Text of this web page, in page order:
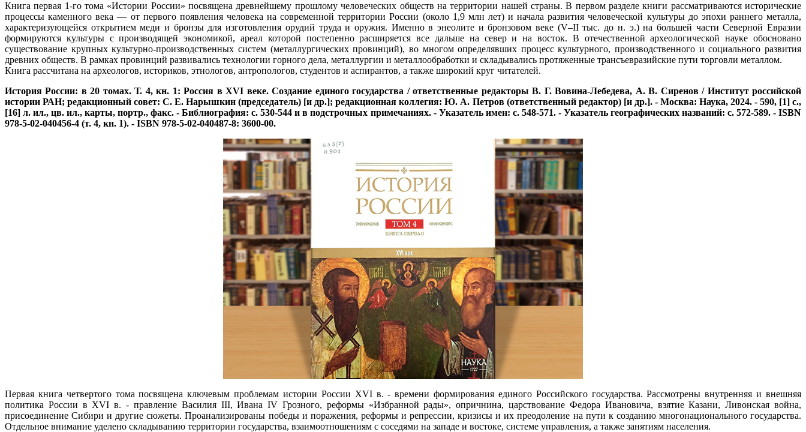
Книга первая 1‑го тома «Истории России» посвящена древнейшему прошлому человеческих обществ на территории нашей страны. В первом разделе книги рассматриваются исторические
процессы каменного века — от первого появления человека на современной территории России (около 1,9 млн лет) и начала развития человеческой культуры до эпохи раннего металла,
характеризующейся открытием меди и бронзы для изготовления орудий труда и оружия. Именно в энеолите и бронзовом веке (V–II тыс. до н. э.) на большей части Северной Евразии
формируются культуры с производящей экономикой, ареал которой постепенно расширяется все дальше на север и на восток. В отечественной археологической науке обосновано
существование крупных культурно-производственных систем (металлургических провинций), во многом определявших процесс культурного, производственного и социального развития
древних обществ. В рамках провинций развивались технологии горного дела, металлургии и металлообработки и складывались протяженные трансъевразийские пути торговли металлом.
Книга рассчитана на археологов, историков, этнологов, антропологов, студентов и аспирантов, а также широкий круг читателей.
История России: в 20 томах. Т. 4, кн. 1: Россия в XVI веке. Создание единого государства / ответственные редакторы В. Г. Вовина-Лебедева, А. В. Сиренов / Институт российской
истории РАН; редакционный совет: С. Е. Нарышкин (председатель) [и др.]; редакционная коллегия: Ю. А. Петров (ответственный редактор) [и др.]. - Москва: Наука, 2024. - 590, [1] с.,
[16] л. ил., цв. ил., карты, портр., факс. - Библиография: с. 530-544 и в подстрочных примечаниях. - Указатель имен: с. 548-571. - Указатель географических названий: с. 572-589. - ISBN
978-5-02-040456-4 (т. 4, кн. 1). - ISBN 978-5-02-040487-8: 3600-00.
Первая книга четвертого тома посвящена ключевым проблемам истории России XVI в. - времени формирования единого Российского государства. Рассмотрены внутренняя и внешняя
политика России в XVI в. - правление Василия III, Ивана IV Грозного, реформы «Избранной рады», опричнина, царствование Федора Ивановича, взятие Казани, Ливонская война,
присоединение Сибири и другие сюжеты. Проанализированы победы и поражения, реформы и репрессии, кризисы и их преодоление на пути к созданию многонационального государства.
Отдельное внимание уделено складыванию территории государства, взаимоотношениям с соседями на западе и востоке, системе управления, а также занятиям населения.